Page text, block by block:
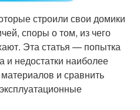
строили свои домики
споры о том, из чего
Эта статья — попытка
и недостатки наиболее
и сравнить